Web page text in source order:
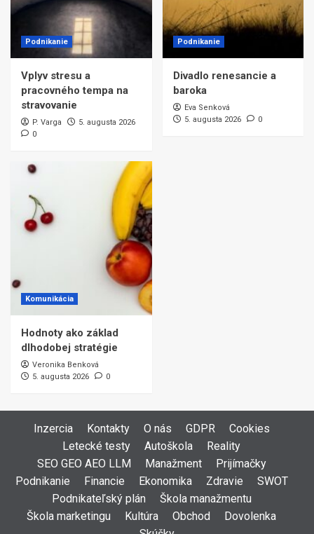
Podnikanie
Vplyv stresu a
pracovného tempa na
stravovanie
P. Varga
5. augusta 2026
0
Podnikanie
Divadlo renesancie a
baroka
Eva Senková
5. augusta 2026
0
Komunikácia
Hodnoty ako základ
dlhodobej stratégie
Veronika Benková
5. augusta 2026
0
Inzercia Kontakty O nás GDPR
Cookies
Letecké testy
Autoškola
Reality
SEO GEO AEO LLM
Manažment
Prijímačky
Podnikanie
Financie Ekonomika Zdravie
SWOT
Podnikateľský plán
Škola manažmentu
Škola marketingu
Kultúra Obchod
Dovolenka